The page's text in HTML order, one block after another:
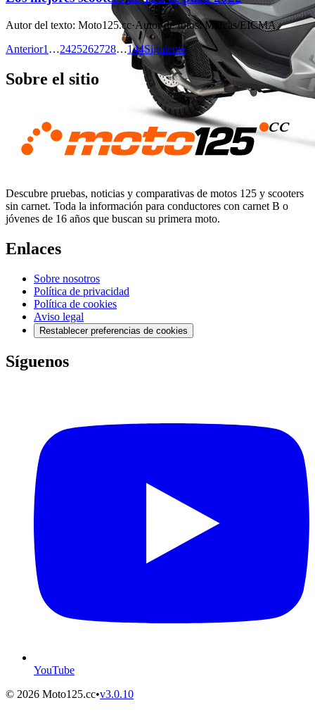
Autor del texto: Moto125.cc·Autor de fotos: Marcas/EICMA
Anterior1 …2425262728…144Siguiente
Sobre el sitio
Descubre pruebas, noticias y comparativas de motos 125 y scooters
sin carnet. Toda la información para conductores con carnet B o
jóvenes de 16 años que buscan su primera moto.
Enlaces
Sobre nosotros
Política de privacidad
Política de cookies
Aviso legal
Restablecer preferencias de cookies
Síguenos
YouTube
© 2026 Moto125.cc•v3.0.10